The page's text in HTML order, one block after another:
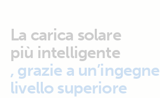
La carica solare
più intelligente
, grazie a
livello superiore